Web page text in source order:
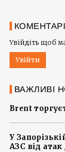
КОМЕНТАРІ
Увійдіть щоб
Увійти
ВАЖЛИВІ
Brent
У
АЗС від